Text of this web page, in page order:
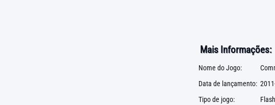
Mais Informações:
Nome do Jogo:
Data de lançamento:
Tipo de jogo:
Flash